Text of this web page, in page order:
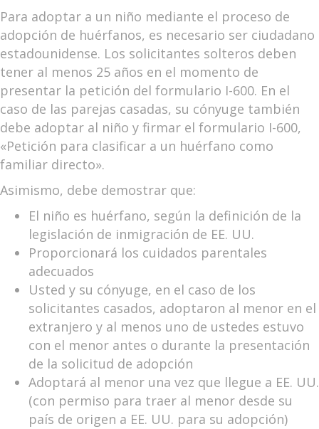
Para adoptar a un niño mediante el proceso de
adopción de huérfanos, es necesario ser ciudadano
estadounidense. Los solicitantes solteros deben
tener al menos 25 años en el momento de
presentar la petición del formulario I-600. En el
caso de las parejas casadas, su cónyuge también
debe adoptar al niño y firmar el formulario I-600,
«Petición para clasificar a un huérfano como
familiar directo».
Asimismo, debe demostrar que:
El niño es huérfano, según la definición de la
legislación de inmigración de EE. UU.
Proporcionará los cuidados parentales
adecuados
Usted y su cónyuge, en el caso de los
solicitantes casados, adoptaron al menor en el
extranjero y al menos uno de ustedes estuvo
con el menor antes o durante la presentación
de la solicitud de adopción
Adoptará al menor una vez que llegue a EE. UU.
(con permiso para traer al menor desde su
país de origen a EE. UU. para su adopción)